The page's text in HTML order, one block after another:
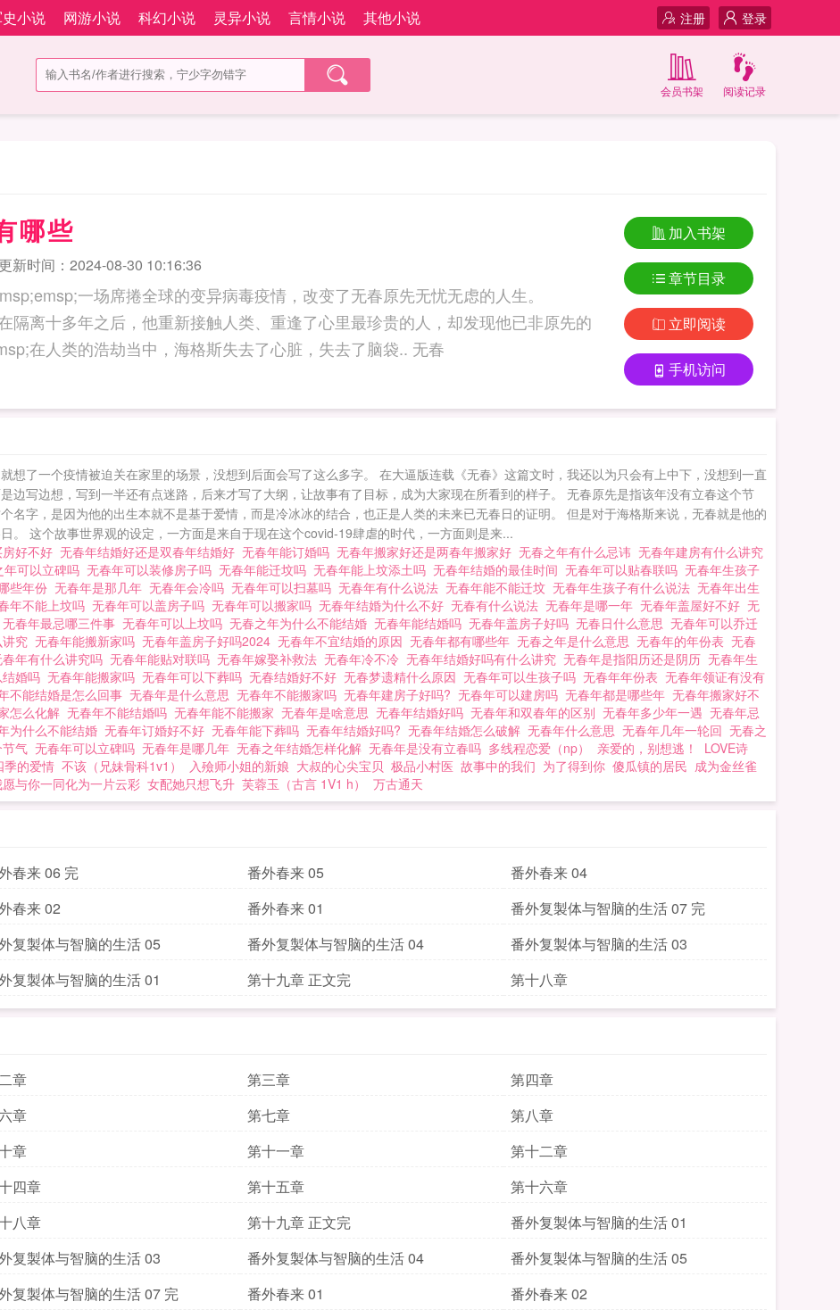
小说 网游小说 科幻小说 灵异小说 言情小说 其他小说 登录
注册
阅读记录
会员书架
哪些
新时间：2024-08-30 10:16:36
一场席捲全球的变异病毒疫情，改变了无春原先无忧无虑的人生。
隔离十多年之后，他重新接触人类、重逢了心里最珍贵的人，却发现他已非原先的
他。emsp;emsp;在人类的浩劫当中，海格斯失去了心脏，失去了脑袋.. 无春
加入书架
章节目录
立即阅读
手机访问
想了一个疫情被迫关在家里的场景，没想到后面会写了这么多字。 在大逼版连载《无春》这篇文时，我还以为只会有上中下，没想到一直
边写边想，写到一半还有点迷路，后来才写了大纲，让故事有了目标，成为大家现在所看到的样子。 无春原先是指该年没有立春这个节
名字，是因为他的出生本就不是基于爱情，而是冷冰冰的结合，也正是人类的未来已无春日的证明。 但是对于海格斯来说，无春就是他的
。 这个故事世界观的设定，一方面是来自于现在这个covid-19肆虐的时代，一方面则是来...
好不好 无春年结婚好还是双春年结婚好 无春年能订婚吗 无春年搬家好还是两春年搬家好 无春之年有什么忌讳 无春年建房有什么讲究
年可以立碑吗 无春年可以装修房子吗 无春年能迁坟吗 无春年能上坟添土吗 无春年结婚的最佳时间 无春年可以贴春联吗 无春年生孩子
些年份 无春年是那几年 无春年会冷吗 无春年可以扫墓吗 无春年有什么说法 无春年能不能迁坟 无春年生孩子有什么说法 无春年出生
年不能上坟吗 无春年可以盖房子吗 无春年可以搬家吗 无春年结婚为什么不好 无春有什么说法 无春年是哪一年 无春年盖屋好不好 无
无春年最忌哪三件事 无春年可以上坟吗 无春之年为什么不能结婚 无春年能结婚吗 无春年盖房子好吗 无春日什么意思 无春年可以乔迁
究 无春年能搬新家吗 无春年盖房子好吗2024 无春年不宜结婚的原因 无春年都有哪些年 无春之年是什么意思 无春年的年份表 无春
年有什么讲究吗 无春年能贴对联吗 无春年嫁娶补救法 无春年冷不冷 无春年结婚好吗有什么讲究 无春年是指阳历还是阴历 无春年生
婚吗 无春年能搬家吗 无春年可以下葬吗 无春结婚好不好 无春梦遗精什么原因 无春年可以生孩子吗 无春年年份表 无春年领证有没有
不能结婚是怎么回事 无春年是什么意思 无春年不能搬家吗 无春年建房子好吗? 无春年可以建房吗 无春年都是哪些年 无春年搬家好不
怎么化解 无春年不能结婚吗 无春年能不能搬家 无春年是啥意思 无春年结婚好吗 无春年和双春年的区别 无春年多少年一遇 无春年忌
为什么不能结婚 无春年订婚好不好 无春年能下葬吗 无春年结婚好吗? 无春年结婚怎么破解 无春年什么意思 无春年几年一轮回 无春之
气 无春年可以立碑吗 无春年是哪几年 无春之年结婚怎样化解 无春年是没有立春吗 多线程恋爱（np） 亲爱的，别想逃！
LOVE诗
季的爱情 不该（兄妹骨科1v1） 入殮师小姐的新娘 大叔的心尖宝贝 极品小村医 故事中的我们 为了得到你 傻瓜镇的居民 成为金丝雀
与你一同化为一片云彩 女配她只想飞升 芙蓉玉（古言 1V1 h） 万古通天
春来 06 完 番外春来 05
番外春来 04
春来 02 番外春来 01
番外复製体与智脑的生活 07 完
复製体与智脑的生活 05 番外复製体与智脑的生活 04
番外复製体与智脑的生活 03
复製体与智脑的生活 01 第十九章 正文完 第十八章
章 第三章
第四章
章 第七章
第八章
章 第十一章
第十二章
四章 第十五章
第十六章
八章 第十九章 正文完
番外复製体与智脑的生活 01
复製体与智脑的生活 03 番外复製体与智脑的生活 04
番外复製体与智脑的生活 05
复製体与智脑的生活 07 完 番外春来 01
番外春来 02